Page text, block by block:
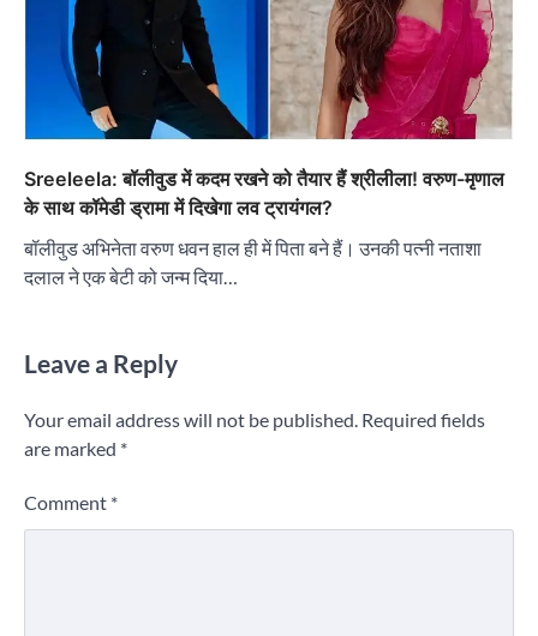
Sreeleela: बॉलीवुड में कदम रखने को तैयार हैं श्रीलीला! वरुण-मृणाल
के साथ कॉमेडी ड्रामा में दिखेगा लव ट्रायंगल?
बॉलीवुड अभिनेता वरुण धवन हाल ही में पिता बने हैं। उनकी पत्नी नताशा
दलाल ने एक बेटी को जन्म दिया…
Leave a Reply
Your email address will not be published. Required fields
are marked *
Comment *